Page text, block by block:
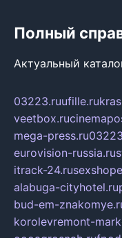
Полный
Актуальный
03223.ruufille.ru
veetbox.ru
mega-press.ru
eurovision-russia.ru
itrack-24.ru
alabuga-cityhotel.ru
bud-em-
korolevremont-